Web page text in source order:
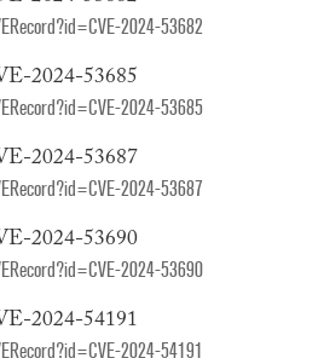
2024-53682
2024-53685
2024-53685
2024-53687
2024-53687
2024-53690
2024-53690
2024-54191
2024-54191